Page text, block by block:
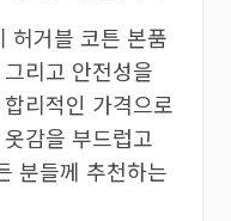
허거블 코튼 본품
리고 안전성을
리적인 가격으로
감을 부드럽고
분들께 추천하는